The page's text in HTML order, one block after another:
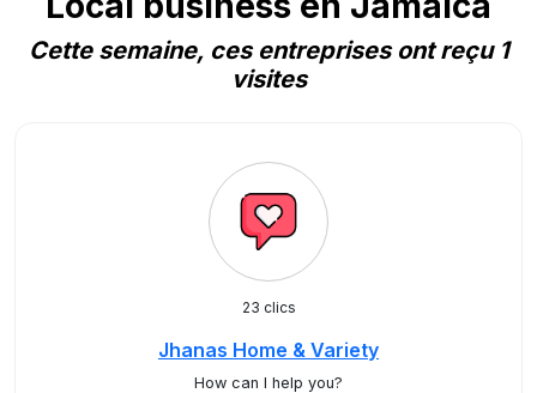
Cette semaine, ces entreprises ont reçu 1
visites
23 clics
Jhanas Home & Variety
How can I help you?